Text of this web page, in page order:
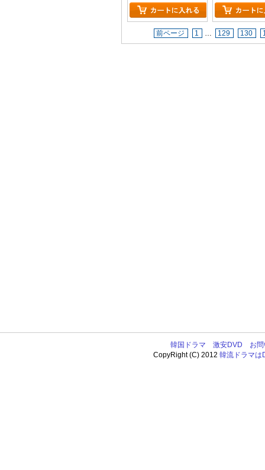
前ページ 1 … 129 130
韓国ドラマ 激安DVD
お
CopyRight (C) 2012韓流ドラマは